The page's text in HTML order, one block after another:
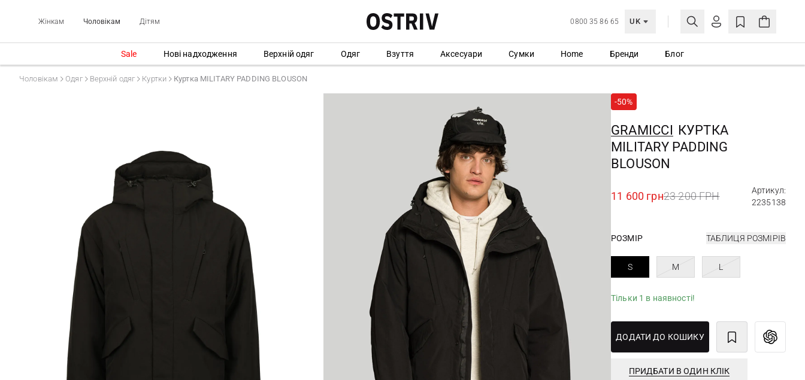
Жінкам Чоловікам Дітям 0800 35 86 65 UK
МОЯ ОБЛІКІВКА
СТВОРИТИ ОБЛІКІВКУ
Sale Нові надходження Верхній одяг Одяг Взуття Аксесуари Сумки Home Бренди Блог
Чоловікам Одяг Верхній одяг Куртки Куртка MILITARY PADDING BLOUSON
-50%
GRAMICCI КУРТКА
MILITARY PADDING
BLOUSON
11 600 грн23 200 ГРН
Артикул:
2235138
РОЗМІР ТАБЛИЦЯ РОЗМІРІВ
S M L
Тільки 1 в наявності!
ДОДАТИ ДО КОШИКУ
ПРИДБАТИ В ОДИН КЛІК